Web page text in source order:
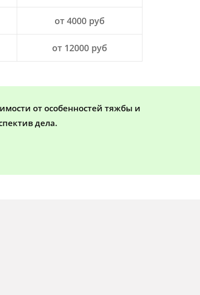
от 4000 руб
от 12000 руб
от особенностей тяжбы и
дела.